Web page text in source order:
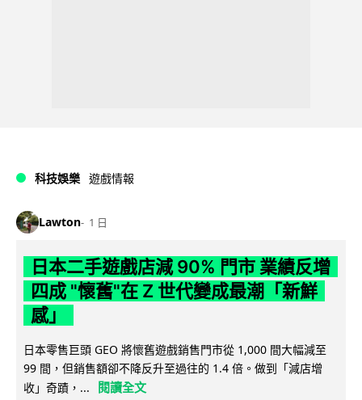
科技娛樂 遊戲情報
Lawton 1 日
日本二手遊戲店減 90% 門市 業績反增
四成 "懷舊"在 Z 世代變成最潮「新鮮
感」
日本零售巨頭 GEO 將懷舊遊戲銷售門市從 1,000 間大幅減至
99 間，但銷售額卻不降反升至過往的 1.4 倍。做到「減店增
收」奇蹟，...
閱讀全文